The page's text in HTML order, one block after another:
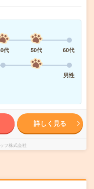
代 50代
60代
男性
詳しく見る
フ株式会社